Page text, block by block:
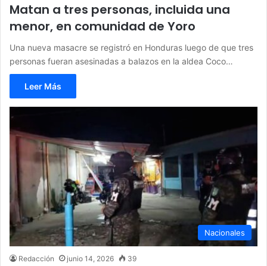
Matan a tres personas, incluida una
menor, en comunidad de Yoro
Una nueva masacre se registró en Honduras luego de que tres
personas fueran asesinadas a balazos en la aldea Coco…
Leer Más
Nacionales
Redacción junio 14, 2026 39